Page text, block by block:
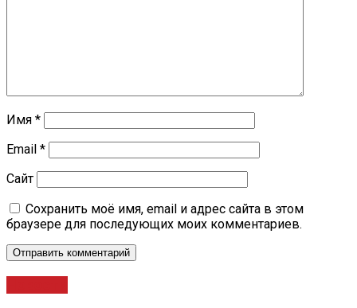
Имя *
Email *
Сайт
Сохранить моё имя, email и адрес сайта в этом
браузере для последующих моих комментариев.